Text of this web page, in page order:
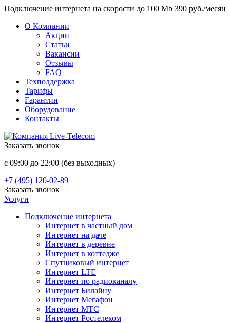
Подключение интернета на скорости до 100 Mb 390 руб./месяц
О Компании
Акции
Статьи
Вакансии
Отзывы
FAQ
Техподдержка
Тарифы
Гарантии
Оборудование
Контакты
Заказать звонок
с 09:00 до 22:00 (без выходных)
+7 (495) 120-02-89
Заказать звонок
Услуги
Подключение интернета
Интернет в частный дом
Интернет на даче
Интернет в деревне
Интернет в коттедже
Спутниковый интернет
Интернет LTE
Интернет по радиоканалу
Интернет Билайну
Интернет Мегафон
Интернет МТС
Интернет Ростелеком